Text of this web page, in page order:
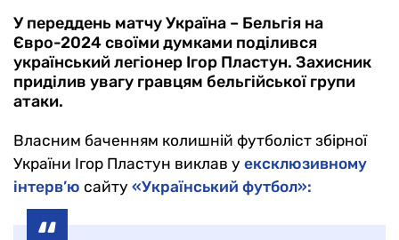
У переддень матчу Україна – Бельгія на
Євро-2024 своїми думками поділився
український легіонер Ігор Пластун. Захисник
приділив увагу гравцям бельгійської групи
атаки.
Власним баченням колишній футболіст збірної
України Ігор Пластун виклав у ексклюзивному
інтерв’ю сайту «Український футбол»: